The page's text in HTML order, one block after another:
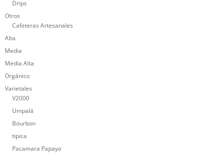
Drips
Otros
Cafeteras Artesanales
Alta
Media
Media Alta
Orgánico
Varietales
V2000
Umpalá
Bourbon
tipica
Pacamara Papayo